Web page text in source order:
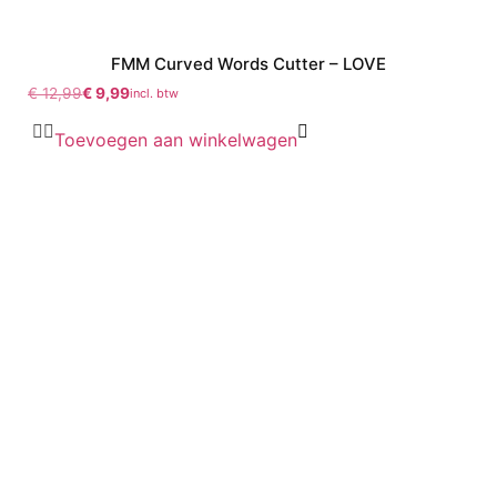
FMM Curved Words Cutter – LOVE
€12,99€9,99incl. btw
Toevoegen aan winkelwagen